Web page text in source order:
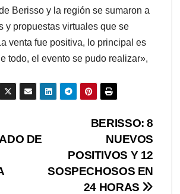
Berisso y la región se sumaron a
y propuestas virtuales que se
venta fue positiva, lo principal es
todo, el evento se pudo realizar»,
BERISSO: 8
NUEVOS
POSITIVOS Y 12
SOSPECHOSOS EN
24 HORAS
DE